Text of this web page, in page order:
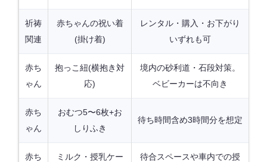
祈祷
関連
赤ちゃんの祝い着
(掛け着)
レンタル・購入・お下がり
いずれも可
赤ち
ゃん
抱っこ紐(横抱き対
応)
境内の砂利道・石段対策。
ベビーカーは不向き
赤ち
ゃん
おむつ5〜6枚+お
しりふき
待ち時間含め3時間分を想定
赤ち
ミルク・授乳ケー
待合スペースや車内での授